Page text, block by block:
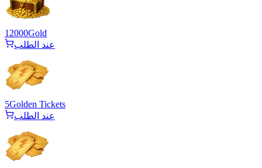
12000Gold
عند الطلب
5Golden Tickets
عند الطلب